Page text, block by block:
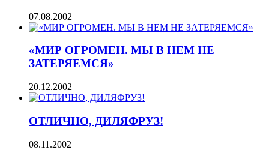
07.08.2002
«МИР ОГРОМЕН. МЫ В НЕМ НЕ
ЗАТЕРЯЕМСЯ»
20.12.2002
ОТЛИЧНО, ДИЛЯФРУЗ!
08.11.2002